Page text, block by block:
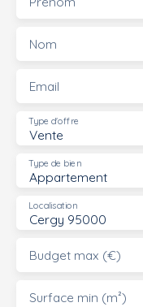
Nom
Email
Vente
Type d'offre
Appartement
Type de bien
Cergy 95000
Localisation
Budget max (€)
Surface min (m²)